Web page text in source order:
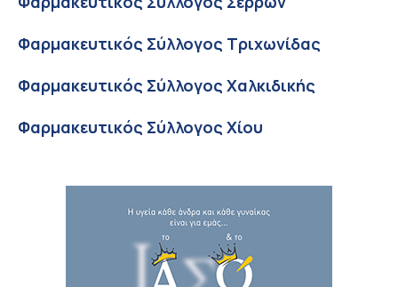
Φαρμακευτικός Σύλλογος Τριχωνίδας
Φαρμακευτικός Σύλλογος Χαλκιδικής
Φαρμακευτικός Σύλλογος Χίου